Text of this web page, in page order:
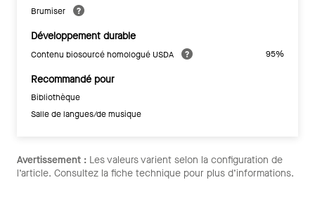
Brumiser
Développement durable
Contenu biosourcé homologué USDA 95%
Recommandé pour
Bibliothèque
Salle de langues/de musique
Avertissement : Les valeurs varient selon la configuration de
l’article. Consultez la fiche technique pour plus d’informations.